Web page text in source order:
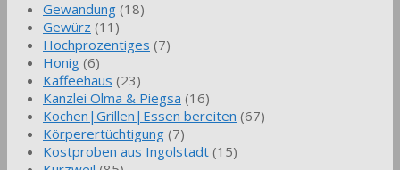
Gewandung (18)
Gewürz (11)
Hochprozentiges (7)
Honig (6)
Kaffeehaus (23)
Kanzlei Olma & Piegsa (16)
Kochen|Grillen|Essen bereiten (67)
Körperertüchtigung (7)
Kostproben aus Ingolstadt (15)